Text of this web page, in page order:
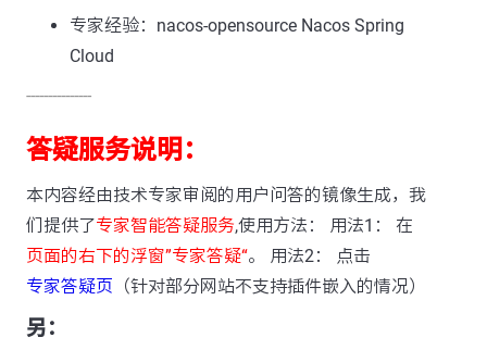
专家经验：nacos-opensource Nacos Spring
Cloud
---------------
答疑服务说明：
本内容经由技术专家审阅的用户问答的镜像生成，我
们提供了专家智能答疑服务,使用方法： 用法1： 在
页面的右下的浮窗”专家答疑“。 用法2： 点击
专家答疑页 （针对部分网站不支持插件嵌入的情况）
另：